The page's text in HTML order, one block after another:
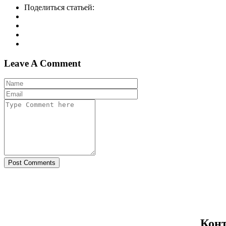
Поделиться статьей:
Leave A Comment
Post Comments